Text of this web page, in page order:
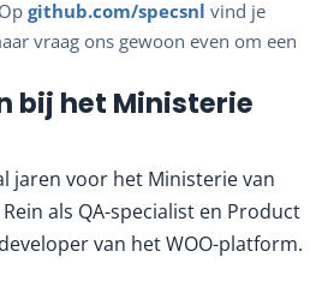
github.com/specsnl vind je
vraag ons gewoon even om een
bij het Ministerie
jaren voor het Ministerie van
als QA-specialist en Product
van het WOO-platform.